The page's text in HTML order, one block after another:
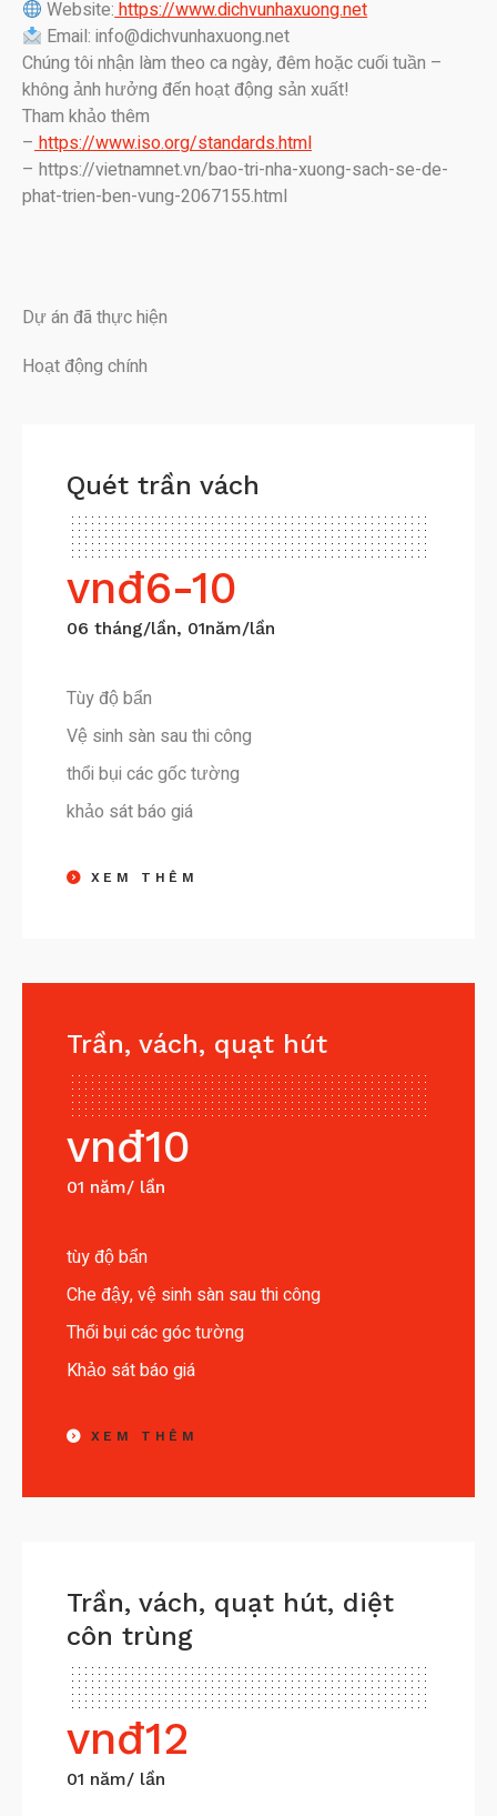
Website:https://www.dichvunhaxuong.net
Email: info@dichvunhaxuong.net
Chúng tôi nhận làm theo ca ngày, đêm hoặc cuối tuần –
không ảnh hưởng đến hoạt động sản xuất!
Tham khảo thêm
–https://www.iso.org/standards.html
– https://vietnamnet.vn/bao-tri-nha-xuong-sach-se-de-
phat-trien-ben-vung-2067155.html
Dự án đã thực hiện
Hoạt động chính
Quét trần vách
vnđ6-10
06 tháng/lần, 01năm/lần
Tùy độ bẩn
Vệ sinh sàn sau thi công
thổi bụi các gốc tường
khảo sát báo giá
XEM THÊM
Trần, vách, quạt hút
vnđ10
01 năm/ lần
tùy độ bẩn
Che đậy, vệ sinh sàn sau thi công
Thổi bụi các góc tường
Khảo sát báo giá
XEM THÊM
Trần, vách, quạt hút, diệt
côn trùng
vnđ12
01 năm/ lần